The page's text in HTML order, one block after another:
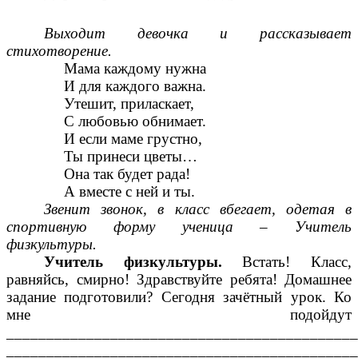
Выходит девочка и рассказывает
стихотворение.
Мама каждому нужна
И для каждого важна.
Утешит, приласкает,
С любовью обнимает.
И если маме грустно,
Ты принеси цветы…
Она так будет рада!
А вместе с ней и ты.
Звенит звонок, в класс вбегает, одетая в
спортивную форму ученица – Учитель
физкультуры.
Учитель физкультуры.Встать! Класс,
равняйсь, смирно! Здравствуйте ребята! Домашнее
задание подготовили? Сегодня зачётный урок. Ко
мне подойдут